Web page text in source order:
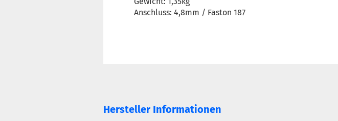
Anschluss: 4,8mm / Faston 187
Hersteller Informationen